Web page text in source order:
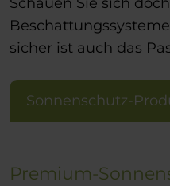
sicher ist auch das
Sonnenschutz-
Premium-